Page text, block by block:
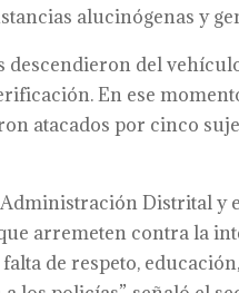
alucinógenas y
descendieron del
En ese
atacados por cinco
Distrital y
arremeten contra la
de respeto,